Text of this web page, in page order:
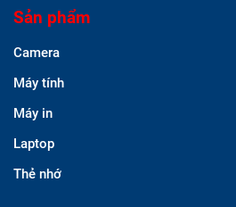
Sản phẩm
Camera
Máy tính
Máy in
Laptop
Thẻ nhớ